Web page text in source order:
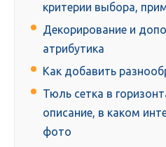
критерии выбора,
Декорирование и
атрибутика
Как добавить
Тюль сетка в
описание, в каком
фото